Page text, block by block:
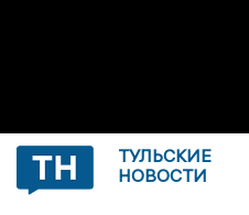
ТУЛЬСКИЕ
НОВОСТИ